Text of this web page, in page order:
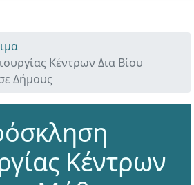
Κέντρων Δια Βίου
Δήμους
Κέντρων